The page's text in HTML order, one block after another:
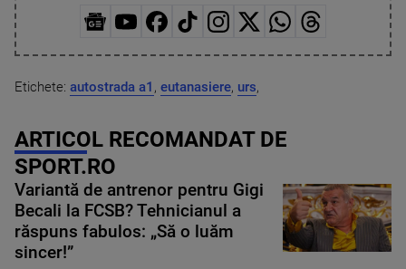
Etichete: autostrada a1 , eutanasiere, urs,
ARTICOL RECOMANDAT DE
SPORT.RO
Variantă de antrenor pentru Gigi
Becali la FCSB? Tehnicianul a
răspuns fabulos: „Să o luăm
sincer!”